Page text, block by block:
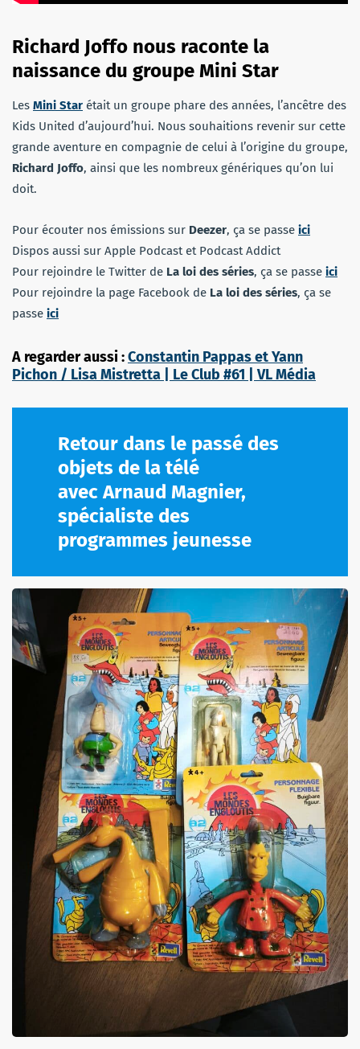
Richard Joffo nous raconte la
naissance du groupe Mini Star
Les Mini Star était un groupe phare des années, l’ancêtre des
Kids United d’aujourd’hui. Nous souhaitions revenir sur cette
grande aventure en compagnie de celui à l’origine du groupe,
Richard Joffo, ainsi que les nombreux génériques qu’on lui
doit.
Pour écouter nos émissions sur Deezer, ça se passe ici
Dispos aussi sur Apple Podcast et Podcast Addict
Pour rejoindre le Twitter de La loi des séries, ça se passe ici
Pour rejoindre la page Facebook de La loi des séries, ça se
passe ici
A regarder aussi :Constantin Pappas et Yann
Pichon / Lisa Mistretta | Le Club #61 | VL Média
Retour dans le passé des
objets de la télé
avec Arnaud Magnier,
spécialiste des
programmes jeunesse